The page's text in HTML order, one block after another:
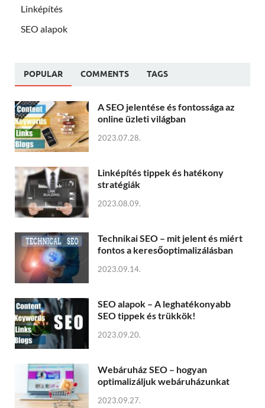
Linképítés
SEO alapok
POPULAR COMMENTS TAGS
A SEO jelentése és fontossága az
online üzleti világban
2023.07.28.
Linképítés tippek és hatékony
stratégiák
2023.08.09.
Technikai SEO – mit jelent és miért
fontos a keresőoptimalizálásban
2023.09.14.
SEO alapok – A leghatékonyabb
SEO tippek és trükkök!
2023.09.20.
Webáruház SEO – hogyan
optimalizáljuk webáruházunkat
2023.09.27.